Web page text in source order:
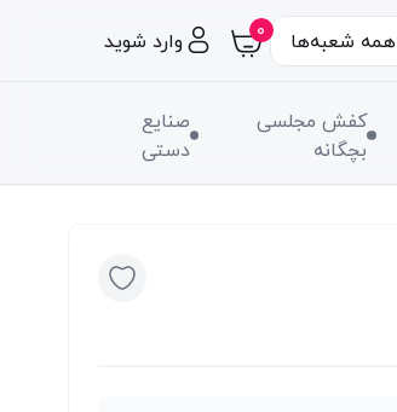
همه شعبه‌ها ۰ وارد شوید
کفش مجلسی
بچگانه
صنایع
دستی